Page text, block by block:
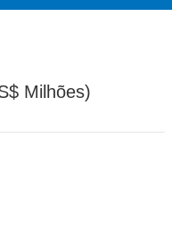
Milhões)